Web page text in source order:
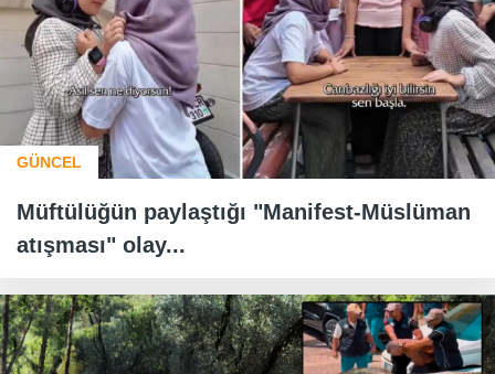
GÜNCEL
Müftülüğün paylaştığı "Manifest-Müslüman
atışması" olay...